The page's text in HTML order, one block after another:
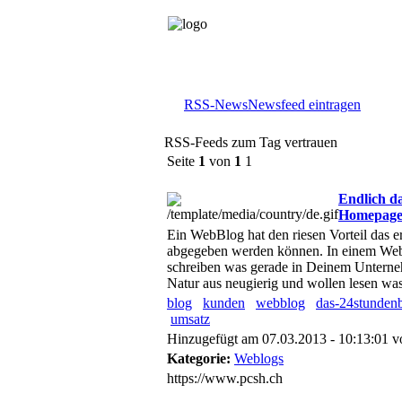
RSS-NewsNewsfeed eintragen
RSS-Feeds zum Tag vertrauen
Seite 1 von 1 1
Endlich
Homepage
Ein WebBlog hat den riesen Vorteil das
abgegeben werden können. In einem
schreiben was gerade in Deinem
Natur aus neugierig und wollen lesen
blog
kunden webblog das-
umsatz
Hinzugefügt am 07.03.2013 - 10:13:01
Kategorie: Weblogs
https://www.pcsh.ch